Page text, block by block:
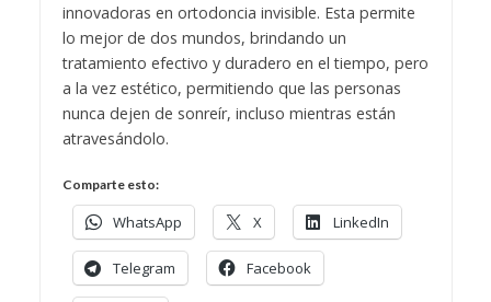
innovadoras en ortodoncia invisible. Esta permite
lo mejor de dos mundos, brindando un
tratamiento efectivo y duradero en el tiempo, pero
a la vez estético, permitiendo que las personas
nunca dejen de sonreír, incluso mientras están
atravesándolo.
Comparte esto:
WhatsApp X LinkedIn
Telegram Facebook